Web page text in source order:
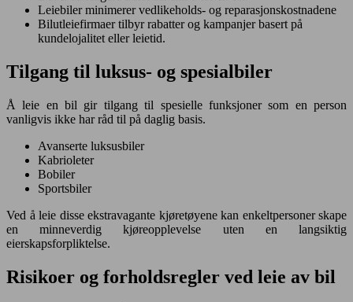
Leiebiler minimerer vedlikeholds- og reparasjonskostnadene
Bilutleiefirmaer tilbyr rabatter og kampanjer basert på
kundelojalitet eller leietid.
Tilgang til luksus- og spesialbiler
Å leie en bil gir tilgang til spesielle funksjoner som en person
vanligvis ikke har råd til på daglig basis.
Avanserte luksusbiler
Kabrioleter
Bobiler
Sportsbiler
Ved å leie disse ekstravagante kjøretøyene kan enkeltpersoner skape
en minneverdig kjøreopplevelse uten en langsiktig
eierskapsforpliktelse.
Risikoer og forholdsregler ved leie av bil